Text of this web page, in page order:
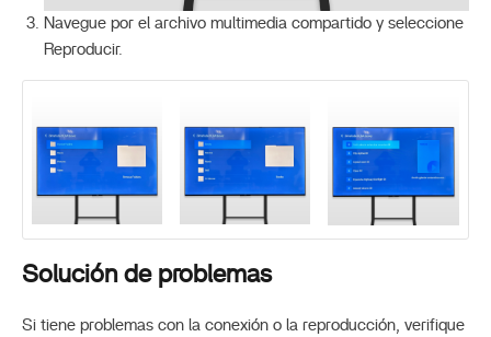
Navegue por el archivo multimedia compartido y seleccione
Reproducir.
Solución de problemas
Si tiene problemas con la conexión o la reproducción, verifique